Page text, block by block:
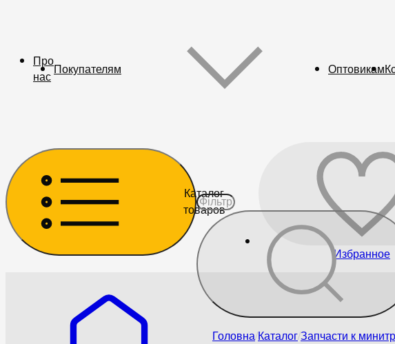
Про
нас Покупателям Оптовикам
Каталог
товаров
Избранное
Головна КаталогЗапчасти к